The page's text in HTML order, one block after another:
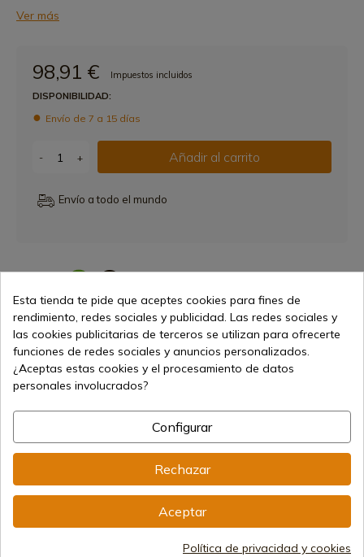
Ver más
98,91 €
Impuestos incluidos
DISPONIBILIDAD:
Envío de 7 a 15 días
- + Añadir al carrito
Envío a todo el mundo
Características
Calibre 4.5mm BBs
98,91 € Añadir al carrito
Vendiendo online desde 1998
Esta tienda te pide que aceptes cookies para fines de
rendimiento, redes sociales y publicidad. Las redes sociales y
las cookies publicitarias de terceros se utilizan para ofrecerte
funciones de redes sociales y anuncios personalizados.
¿Aceptas estas cookies y el procesamiento de datos
personales involucrados?
Configurar
Rechazar
Aceptar
Política de privacidad y cookies